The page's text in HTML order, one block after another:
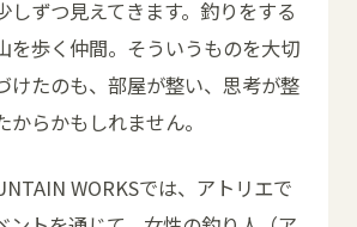
しずつ見えてきます。釣りをする
を歩く仲間。そういうものを大切
けたのも、部屋が整い、思考が整
らかもしれません。
WORKSでは、アトリエで